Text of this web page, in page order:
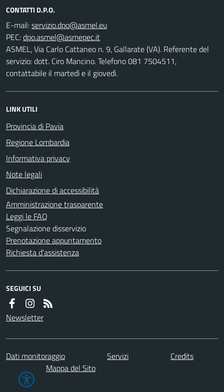
CONTATTI D.P.O.
E-mail:
PEC:
ASMEL, Via Carlo Cattaneo n. 9, Gallarate (VA). Referente del
servizio: dott. Ciro Mancino. Telefono 081 7504511,
contattabile il martedì e il giovedì.
LINK UTILI
Provincia di Pavia
Regione Lombardia
Informativa privacy
Note legali
Dichiarazione di accessibilità
Amministrazione trasparente
Leggi le FAQ
Segnalazione disservizio
Prenotazione appuntamento
Richiesta d'assistenza
SEGUICI SU
Newsletter
Dati monitoraggio Servizi
Credits
Mappa del Sito